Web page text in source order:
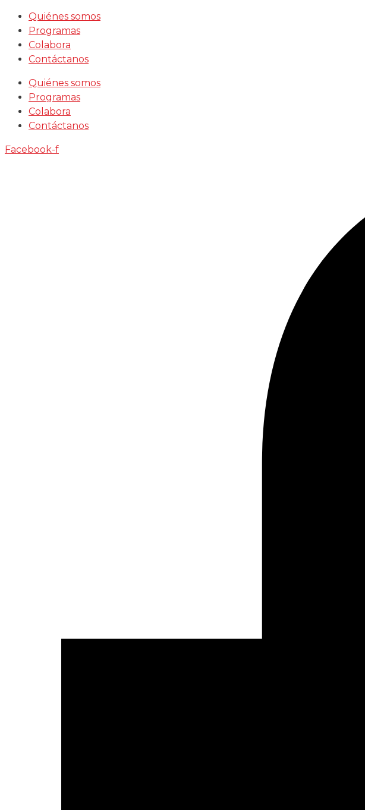
Saltar
contenido
Quiénes somos
Programas
Colabora
Contáctanos
Quiénes somos
Programas
Colabora
Contáctanos
Facebook-f